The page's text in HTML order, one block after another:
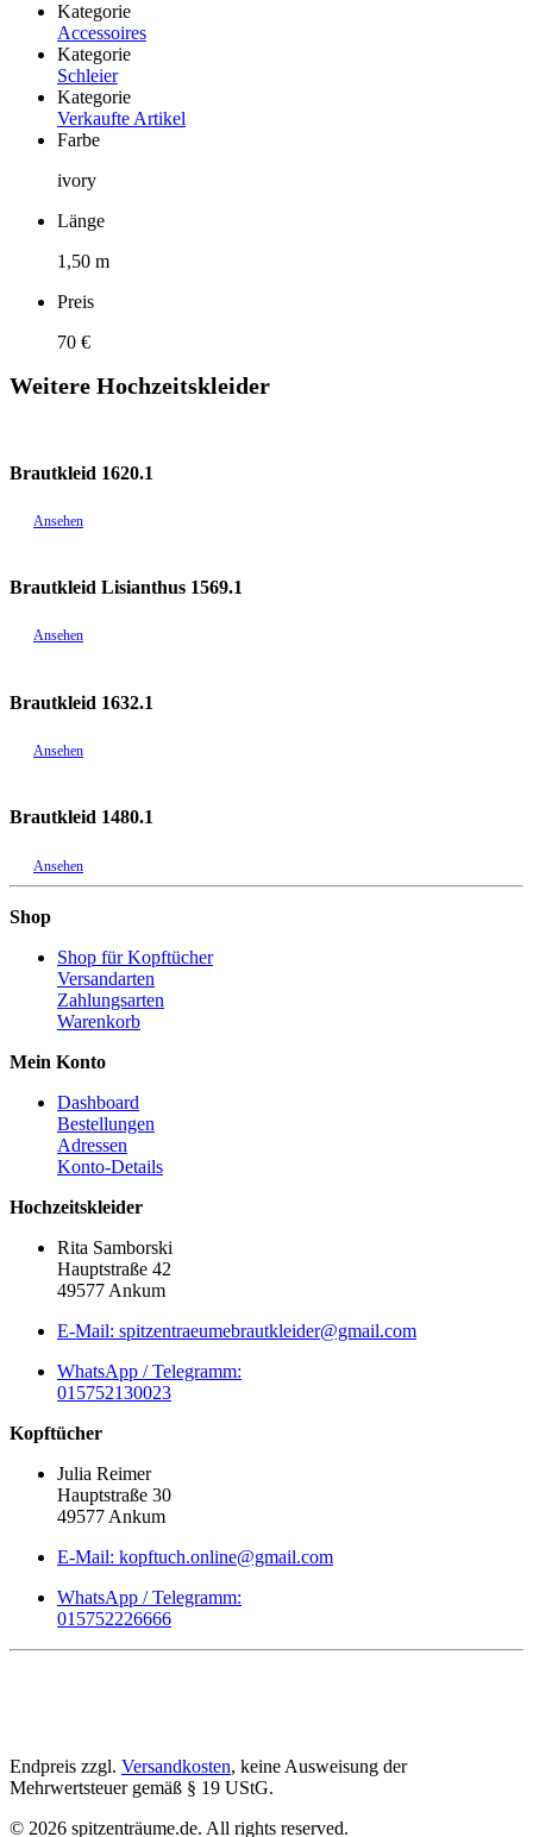
Kategorie
Accessoires
Kategorie
Schleier
Kategorie
Verkaufte Artikel
Farbe
ivory
Länge
1,50 m
Preis
70 €
Weitere Hochzeitskleider
Brautkleid 1620.1
Ansehen
Brautkleid Lisianthus 1569.1
Ansehen
Brautkleid 1632.1
Ansehen
Brautkleid 1480.1
Ansehen
Shop
Shop für Kopftücher
Versandarten
Zahlungsarten
Warenkorb
Mein Konto
Dashboard
Bestellungen
Adressen
Konto-Details
Hochzeitskleider
Rita Samborski
Hauptstraße 42
49577 Ankum
E-Mail: spitzentraeumebrautkleider@gmail.com
WhatsApp / Telegramm:
015752130023
Kopftücher
Julia Reimer
Hauptstraße 30
49577 Ankum
E-Mail: kopftuch.online@gmail.com
WhatsApp / Telegramm:
015752226666
Endpreis zzgl. Versandkosten, keine Ausweisung der
Mehrwertsteuer gemäß § 19 UStG.
© 2026 spitzenträume.de. All rights reserved.